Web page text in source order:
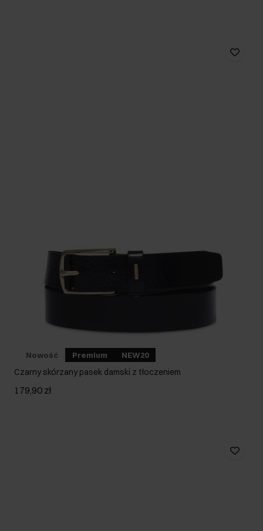
Nowość Premium NEW20
Czarny skórzany pasek damski z tłoczeniem
179,90 zł